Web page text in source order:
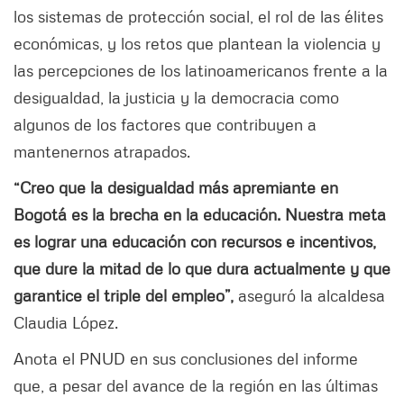
los sistemas de protección social, el rol de las élites
económicas, y los retos que plantean la violencia y
las percepciones de los latinoamericanos frente a la
desigualdad, la justicia y la democracia como
algunos de los factores que contribuyen a
mantenernos atrapados.
“Creo que la desigualdad más apremiante en
Bogotá es la brecha en la educación. Nuestra meta
es lograr una educación con recursos e incentivos,
que dure la mitad de lo que dura actualmente y que
garantice el triple del empleo”, aseguró la alcaldesa
Claudia López.
Anota el PNUD en sus conclusiones del informe
que, a pesar del avance de la región en las últimas